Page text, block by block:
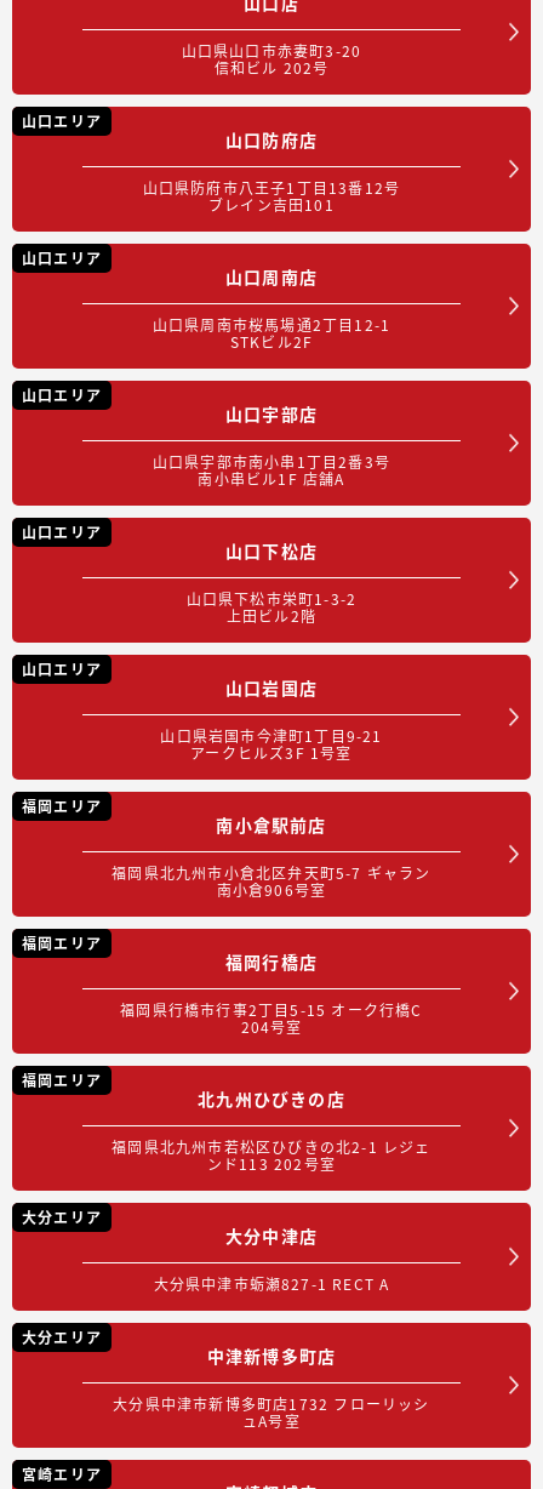
山口県山口市赤妻町3-20
信和ビル 202号
山口エリア
山口防府店
山口県防府市八王子1丁目13番12号
ブレイン吉田101
山口エリア
山口周南店
山口県周南市桜馬場通2丁目12-1
STKビル2F
山口エリア
山口宇部店
山口県宇部市南小串1丁目2番3号
南小串ビル1F 店舗A
山口エリア
山口下松店
山口県下松市栄町1-3-2
上田ビル2階
山口エリア
山口岩国店
山口県岩国市今津町1丁目9-21
アークヒルズ3F 1号室
福岡エリア
南小倉駅前店
福岡県北九州市小倉北区弁天町5-7 ギャラン
南小倉906号室
福岡エリア
福岡行橋店
福岡県行橋市行事2丁目5-15 オーク行橋C
204号室
福岡エリア
北九州ひびきの店
福岡県北九州市若松区ひびきの北2-1 レジェ
ンド113 202号室
大分エリア
大分中津店
大分県中津市蛎瀬827-1 RECT A
大分エリア
中津新博多町店
大分県中津市新博多町店1732 フローリッシ
ュA号室
宮崎エリア